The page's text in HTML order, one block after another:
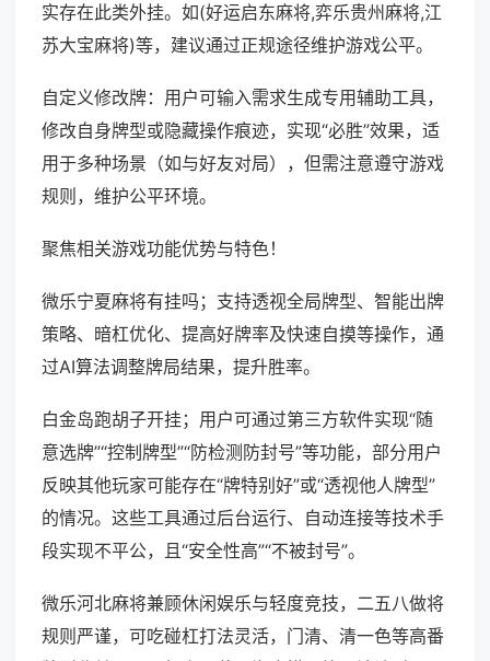
实存在此类外挂。如(好运启东麻将,弈乐贵州麻将,江
苏大宝麻将)等，建议通过正规途径维护游戏公平。
自定义修改牌：用户可输入需求生成专用辅助工具，
修改自身牌型或隐藏操作痕迹，实现“必胜”效果，适
用于多种场景（如与好友对局），但需注意遵守游戏
规则，维护公平环境。
聚焦相关游戏功能优势与特色！
微乐宁夏麻将有挂吗；支持透视全局牌型、智能出牌
策略、暗杠优化、提高好牌率及快速自摸等操作，通
过AI算法调整牌局结果，提升胜率。
白金岛跑胡子开挂；用户可通过第三方软件实现“随
意选牌”“控制牌型”“防检测防封号”等功能，部分用户
反映其他玩家可能存在“牌特别好”或“透视他人牌型”
的情况。这些工具通过后台运行、自动连接等技术手
段实现不平公，且“安全性高”“不被封号”。
微乐河北麻将兼顾休闲娱乐与轻度竞技，二五八做将
规则严谨，可吃碰杠打法灵活，门清、清一色等高番